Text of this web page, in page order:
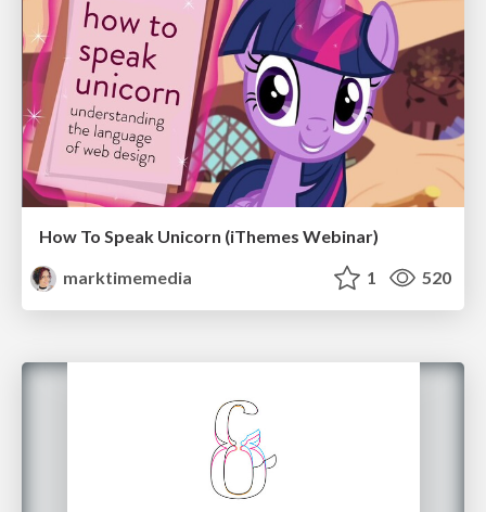
How To Speak Unicorn (iThemes Webinar)
marktimemedia
1 520